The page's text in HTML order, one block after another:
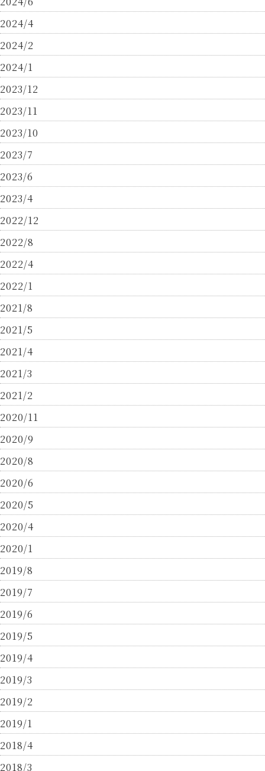
2024/4
2024/2
2024/1
2023/12
2023/11
2023/10
2023/7
2023/6
2023/4
2022/12
2022/8
2022/4
2022/1
2021/8
2021/5
2021/4
2021/3
2021/2
2020/11
2020/9
2020/8
2020/6
2020/5
2020/4
2020/1
2019/8
2019/7
2019/6
2019/5
2019/4
2019/3
2019/2
2019/1
2018/4
2018/3